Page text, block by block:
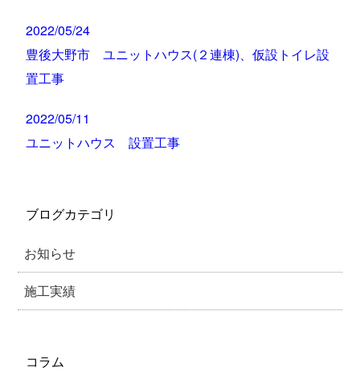
2022/05/24
豊後大野市 ユニットハウス(２連棟)、仮設トイレ設
置工事
2022/05/11
ユニットハウス 設置工事
ブログカテゴリ
お知らせ
施工実績
コラム